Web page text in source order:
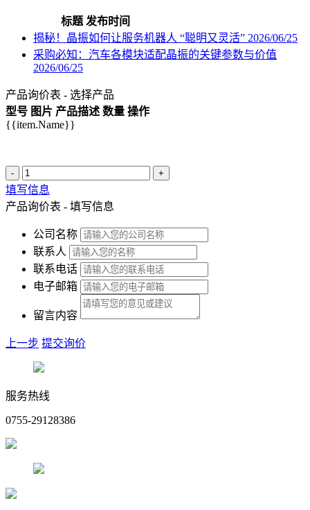
标题 发布时间
揭秘！晶振如何让服务机器人 “聪明又灵活” 2026/06/25
采购必知：汽车各模块适配晶振的关键参数与价值
2026/06/25
产品询价表 - 选择产品
型号 图片 产品描述 数量 操作
{{item.Name}}
- +
填写信息
产品询价表 - 填写信息
公司名称
联系人
联系电话
电子邮箱
留言内容
上一步 提交询价
服务热线
0755-29128386